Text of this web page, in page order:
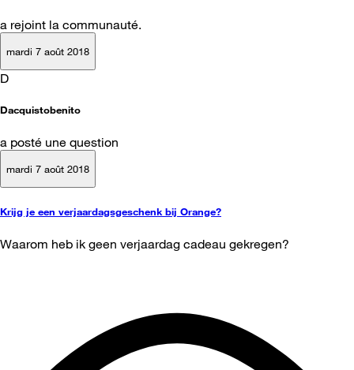
a rejoint la communauté.
mardi 7 août 2018
D
Dacquistobenito
a posté une question
mardi 7 août 2018
Krijg je een verjaardagsgeschenk bij Orange?
Waarom heb ik geen verjaardag cadeau gekregen?